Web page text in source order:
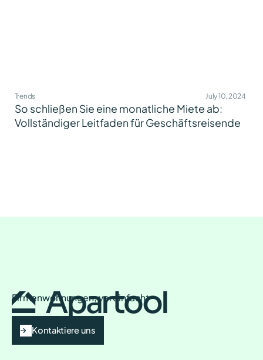
Trends July 10, 2024
So schließen Sie eine monatliche Miete ab:
Vollständiger Leitfaden für Geschäftsreisende
Firmenwohnungen, vereinfacht
Kontaktiere uns